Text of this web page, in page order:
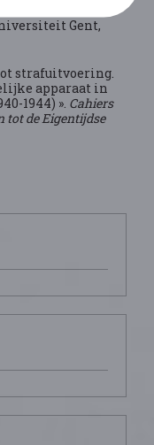
in bezet
Gent,
strafuitvoering.
apparaat in
1944) ». Cahiers
tot de Eigentijdse